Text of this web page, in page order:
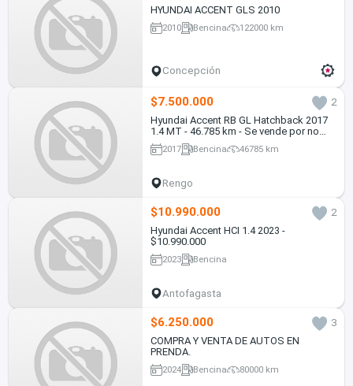
HYUNDAI ACCENT GLS 2010
2010 Bencina 122000 km
Concepción
$7.500.000
2
Hyundai Accent RB GL Hatchback 2017
1.4 MT - 46.785 km - Se vende por no
uso
2017 Bencina 46785 km
Rengo
$10.990.000
2
Hyundai Accent HCI 1.4 2023 -
$10.990.000
2023 Bencina
Antofagasta
$6.250.000
3
COMPRA Y VENTA DE AUTOS EN
PRENDA.
2024 Bencina 80000 km